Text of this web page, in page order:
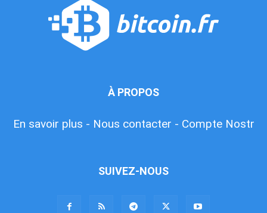
À PROPOS
En savoir plus - Nous contacter - Compte Nostr
SUIVEZ-NOUS